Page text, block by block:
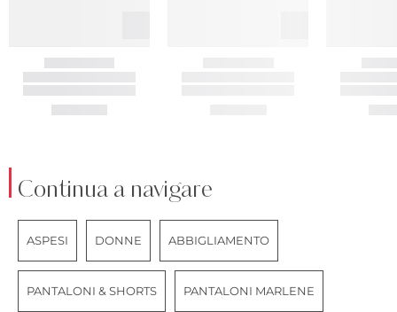
Continua a navigare
ASPESI DONNE ABBIGLIAMENTO
PANTALONI & SHORTS PANTALONI MARLENE